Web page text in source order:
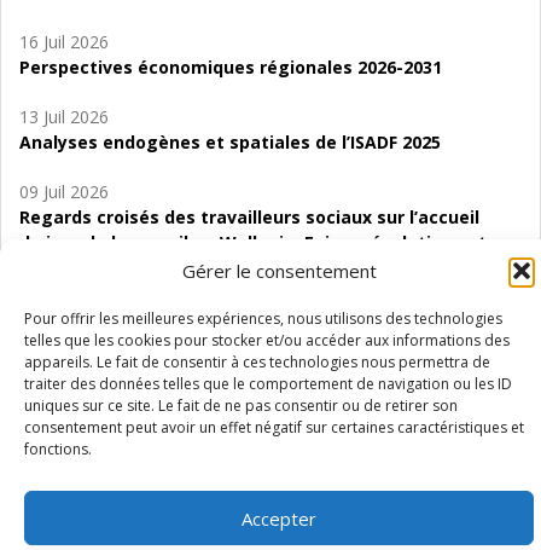
Gérer le consentement
Pour offrir les meilleures expériences, nous utilisons des technologies
telles que les cookies pour stocker et/ou accéder aux informations des
appareils. Le fait de consentir à ces technologies nous permettra de
traiter des données telles que le comportement de navigation ou les ID
uniques sur ce site. Le fait de ne pas consentir ou de retirer son
consentement peut avoir un effet négatif sur certaines caractéristiques et
fonctions.
Accepter
16 Juil 2026
Perspectives économiques régionales 2026-2031
13 Juil 2026
Analyses endogènes et spatiales de l’ISADF 2025
09 Juil 2026
Regards croisés des travailleurs sociaux sur l’accueil
de jour de bas seuil en Wallonie. Enjeux, évolutions et
06 Juil 2026
Étude d’évaluabilité des Structures
d’accompagnement à l’autocréation d’emploi (SAACE)
01 Juil 2026
Pénurie du personnel infirmier :quels indicateurs
Wallonie ?